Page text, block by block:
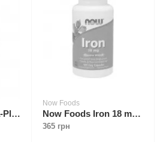
Natures Plus Hema-Plex 60 slow-release tabs
Now Foods
Now Foods Iron 18 mg 120 caps
365 грн